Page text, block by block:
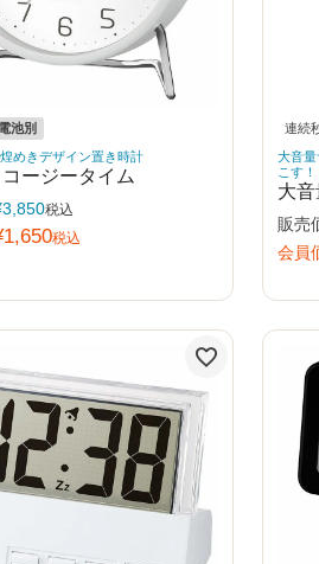
電池別
めきデザイン置き時計
ージータイム
3,850税込
1,650税込
連続
大音
こす！
大
販売
会員